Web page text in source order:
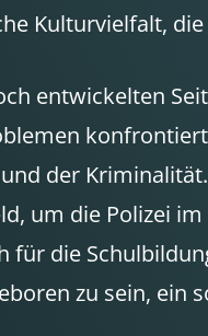
Kulturvielfalt,
entwickelten
der
um die Polizei
für die
zu sein, ein